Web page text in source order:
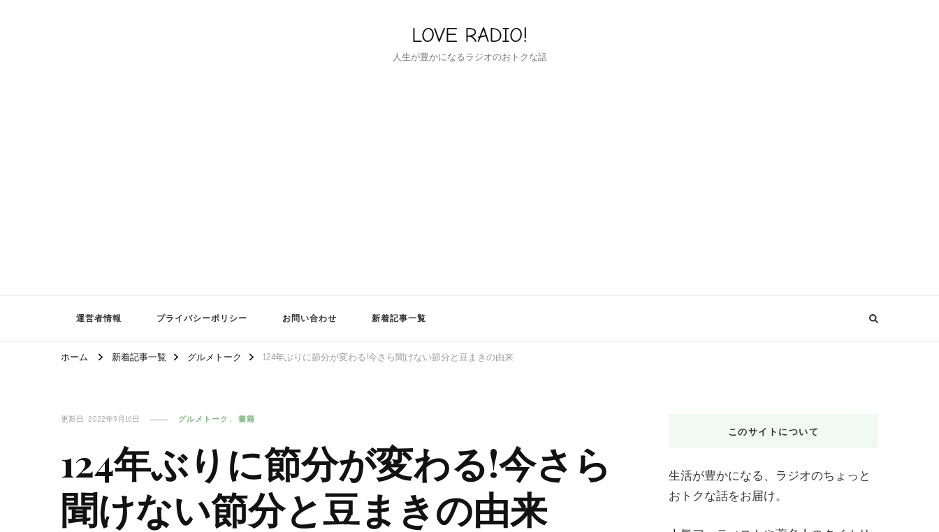
LOVE RADIO!
人生が豊かになるラジオのおトクな話
運営者情報 プライバシーポリシー お問い合わせ 新着記事一覧
ホーム 新着記事一覧 グルメトーク 124年ぶりに節分が変わる!今さら聞けない節分と豆まきの由来
更新日: 2022年9月16日 グルメトーク 書籍
124年ぶりに節分が変わる!今さら
聞けない節分と豆まきの由来
このサイトについて
生活が豊かになる、ラジオのちょっと
おトクな話をお届け。